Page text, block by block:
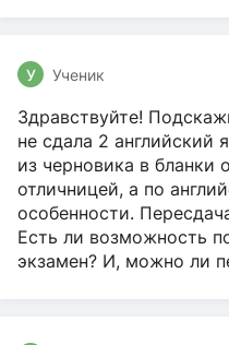
У Ученик
Здравствуйте!
не сдала 2 английский
из черновика в бланки
отличницей, а по
особенности.
Есть ли возможность
экзамен? И, можно ли